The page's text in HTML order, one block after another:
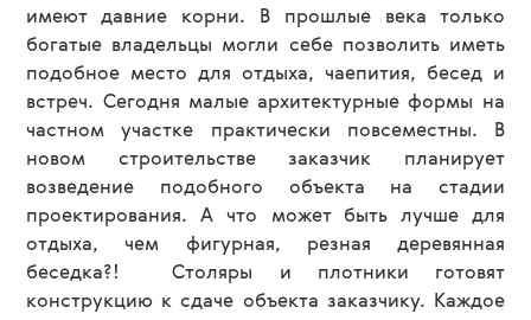
имеют давние корни. В прошлые века только
богатые владельцы могли себе позволить иметь
подобное место для отдыха, чаепития, бесед и
встреч. Сегодня малые архитектурные формы на
частном участке практически повсеместны. В
новом строительстве заказчик планирует
возведение подобного объекта на стадии
проектирования. А что может быть лучше для
отдыха, чем фигурная, резная деревянная
беседка?! Столяры и плотники готовят
конструкцию к сдаче объекта заказчику. Каждое